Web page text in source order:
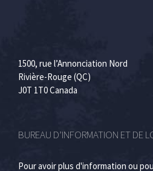
1500, rue l’Annonciation Nord
Rivière-Rouge (QC)
J0T 1T0 Canada
BUREAU D’INFORMATION ET DE
Pour avoir plus d'information ou